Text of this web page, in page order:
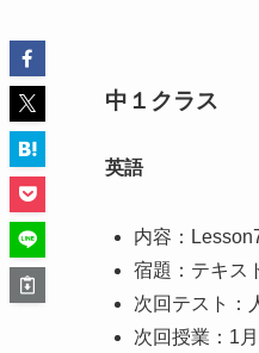
中１クラス
英語
内容：
宿題：テキス
次回テスト：
次回授業：1